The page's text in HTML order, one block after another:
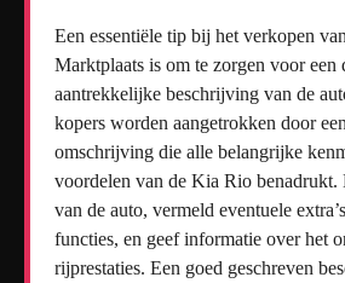
Een essentiële tip bij het verkopen
Marktplaats is om te zorgen voor een
aantrekkelijke beschrijving van de
kopers worden aangetrokken door
omschrijving die alle belangrijke
voordelen van de Kia Rio benadrukt.
van de auto, vermeld eventuele
functies, en geef informatie over het
rijprestaties. Een goed geschreven